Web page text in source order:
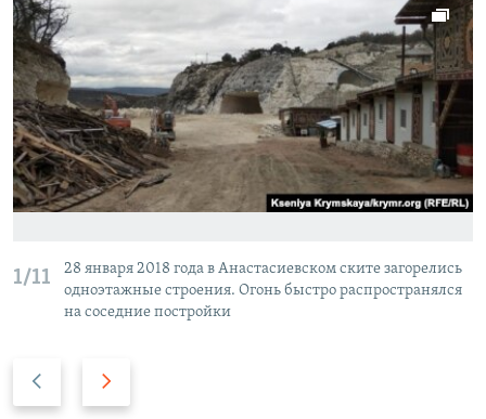
1/11
28 января 2018 года в Анастасиевском ските загорелись
одноэтажные строения. Огонь быстро распространялся
на соседние постройки